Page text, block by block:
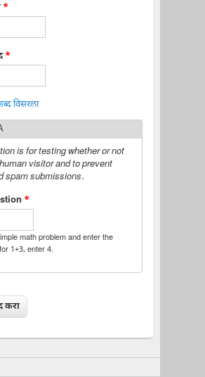
*
*
विसरला
is for testing whether or not
visitor and to prevent
spam submissions.
*
math problem and enter the
1+3, enter 4.